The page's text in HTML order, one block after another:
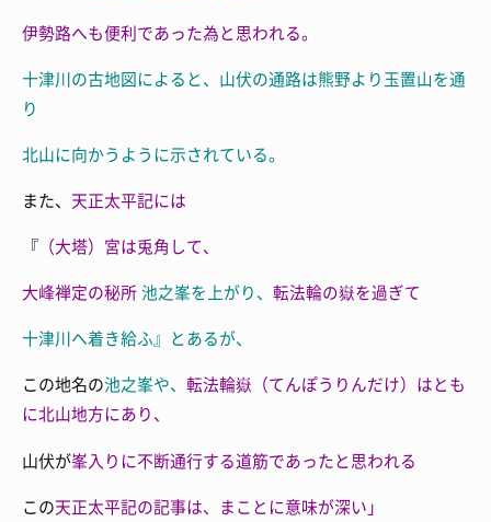
伊勢路へも便利であった為と思われる。
十津川の古地図によると、山伏の通路は熊野より 玉置山を通
り
北山に向かうように示されている。
また、 天正太平記には
『 （大塔） 宮は兎角して、
大峰禅定の秘所 池之峯を上がり、 転法輪の嶽を過ぎて
十津川へ着き給ふ』とあるが、
この地名の池之峯や、 転法輪嶽（てんぽうりんだけ）はとも
に北山地方にあり、
山伏が峯入りに不断通行する道筋であったと思われる
この天正太平記の記事は、まことに意味が深い」